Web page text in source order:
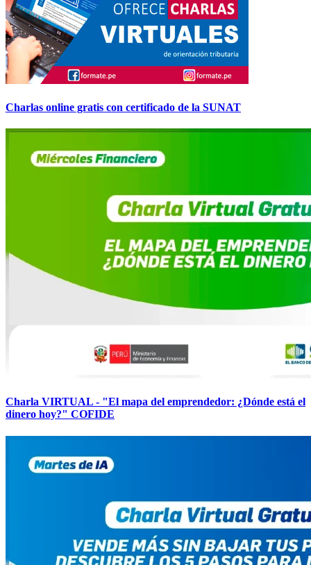
Charlas online gratis con certificado de la SUNAT
Charla VIRTUAL - "El mapa del emprendedor: ¿Dónde está el
dinero hoy?" COFIDE